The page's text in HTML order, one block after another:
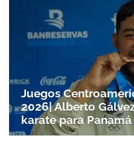
Juegos
2026| Alberto
karate para Panamá